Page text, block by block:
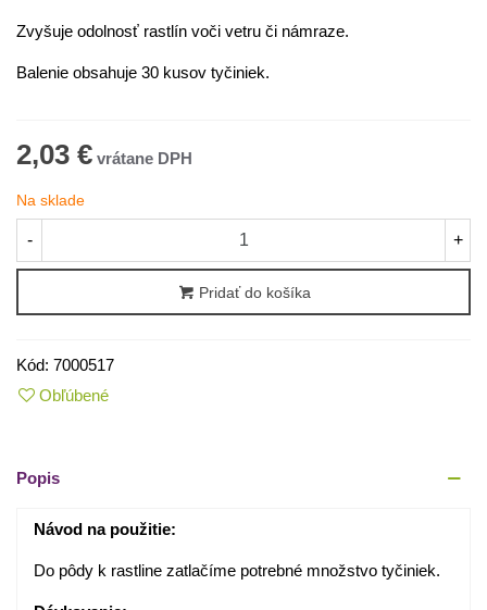
Zvyšuje odolnosť rastlín voči vetru či námraze.
Balenie obsahuje 30 kusov tyčiniek.
2,03 €
Na sklade
- +
Pridať do košíka
Kód: 7000517
Obľúbené
Popis
Návod na použitie:
Do pôdy k rastline zatlačíme potrebné množstvo tyčiniek.